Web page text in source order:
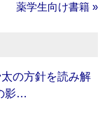
薬学生向け書籍 »
の方針を読み解
影…